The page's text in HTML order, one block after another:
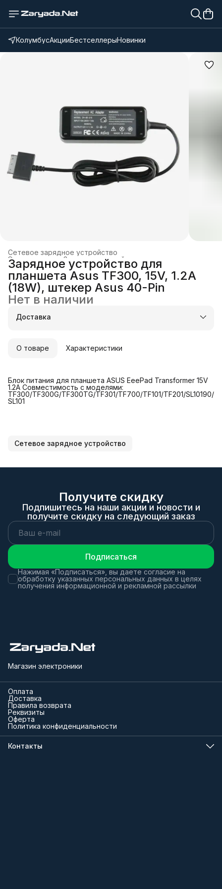
КолумбусАкцииБестселлерыНовинки
Сетевое зарядное устройство
Зарядные устройства и док-станции
Электроника
Главная ›
Зарядное устройство для
планшета Asus TF300, 15V, 1.2A
(18W), штекер Asus 40-Pin
Нет в наличии
Доставка
О товаре Характеристики
Блок питания для планшета ASUS EeePad Transformer 15V
1.2A Совместимость с моделями:
TF300/TF300G/TF300TG/TF301/TF700/TF101/TF201/SL10190/
SL101
Сетевое зарядное устройство
Получите скидку
Подпишитесь на наши акции и новости и
получите скидку на следующий заказ
Подписаться
Нажимая «Подписаться», вы даете согласие на
обработку указанных персональных данных в целях
получения информационной и рекламной рассылки
Магазин электроники
Оплата
Доставка
Правила возврата
Реквизиты
Оферта
Политика конфиденциальности
Контакты